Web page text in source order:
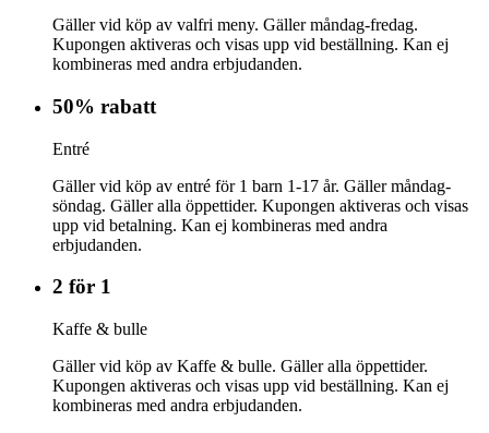
Gäller vid köp av valfri meny. Gäller måndag-fredag.
Kupongen aktiveras och visas upp vid beställning. Kan ej
kombineras med andra erbjudanden.
50% rabatt
Entré
Gäller vid köp av entré för 1 barn 1-17 år. Gäller måndag-
söndag. Gäller alla öppettider. Kupongen aktiveras och visas
upp vid betalning. Kan ej kombineras med andra
erbjudanden.
2 för 1
Kaffe & bulle
Gäller vid köp av Kaffe & bulle. Gäller alla öppettider.
Kupongen aktiveras och visas upp vid beställning. Kan ej
kombineras med andra erbjudanden.